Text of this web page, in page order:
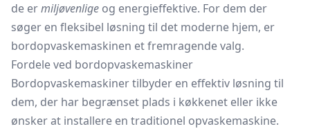
de ermiljøvenlige og energieffektive. For dem der
søger en fleksibel løsning til det moderne hjem, er
bordopvaskemaskinen et fremragende valg.
Fordele ved bordopvaskemaskiner
Bordopvaskemaskiner tilbyder en effektiv løsning til
dem, der har begrænset plads i køkkenet eller ikke
ønsker at installere en traditionel opvaskemaskine.